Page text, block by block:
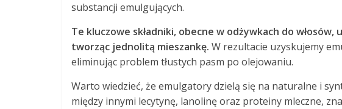
substancji emulgujących.
Te kluczowe składniki, obecne w odżywkach do włosów,
tworząc jednolitą mieszankę. W rezultacie uzyskujemy
eliminując problem tłustych pasm po olejowaniu.
Warto wiedzieć, że emulgatory dzielą się na naturalne i
między innymi lecytynę, lanolinę oraz proteiny mleczne,